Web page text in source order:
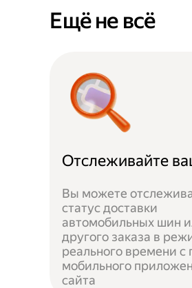
Ещё не всё
Отслеживайте
Вы можете
статус доставки
автомобильных шин
другого заказа в
реального времени
мобильного
сайта